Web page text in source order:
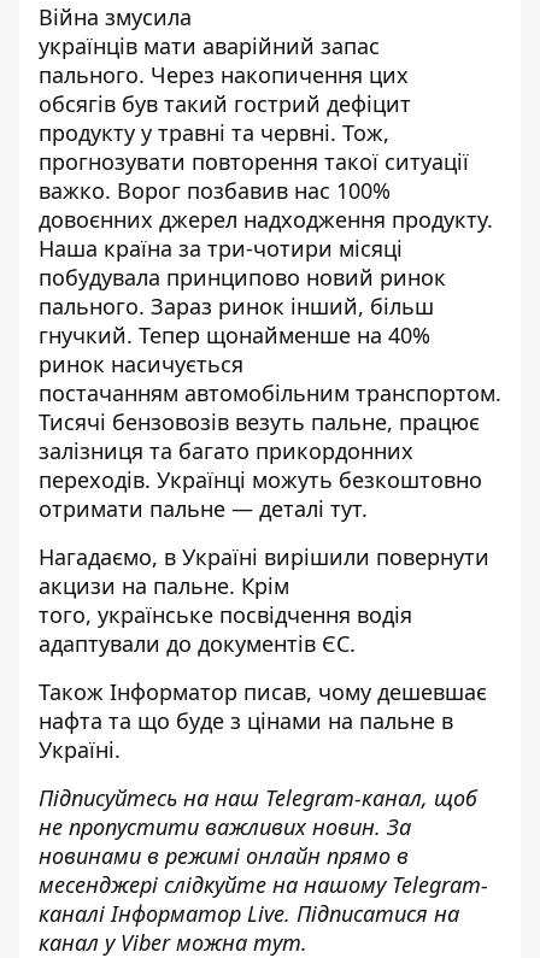
Війна змусила
українців мати аварійний запас
пального. Через накопичення цих
обсягів був такий гострий дефіцит
продукту у травні та червні. Тож,
прогнозувати повторення такої ситуації
важко. Ворог позбавив нас 100%
довоєнних джерел надходження продукту.
Наша країна за три-чотири місяці
побудувала принципово новий ринок
пального. Зараз ринок інший, більш
гнучкий. Тепер щонайменше на 40%
ринок насичується
постачанням автомобільним транспортом.
Тисячі бензовозів везуть пальне, працює
залізниця та багато прикордонних
переходів. Українці можуть безкоштовно
отримати пальне — деталі тут.
Нагадаємо, в Україні вирішили повернути
акцизи на пальне. Крім
того, українське посвідчення водія
адаптували до документів ЄС.
Також Інформатор писав, чому дешевшає
нафта та що буде з цінами на пальне в
Україні.
Підписуйтесь на наш Telegram-канал, щоб
не пропустити важливих новин. За
новинами в режимі онлайн прямо в
месенджері слідкуйте на нашому Telegram-
каналіІнформатор Live. Підписатися на
канал у Viber можна тут.